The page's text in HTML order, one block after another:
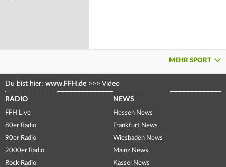
MEHR SPORT
Du bist hier: www.FFH.de >>> Video
RADIO
FFH Live
80er Radio
90er Radio
2000er Radio
Rock Radio
NEWS
Hessen News
Frankfurt News
Wiesbaden News
Mainz News
Kassel News